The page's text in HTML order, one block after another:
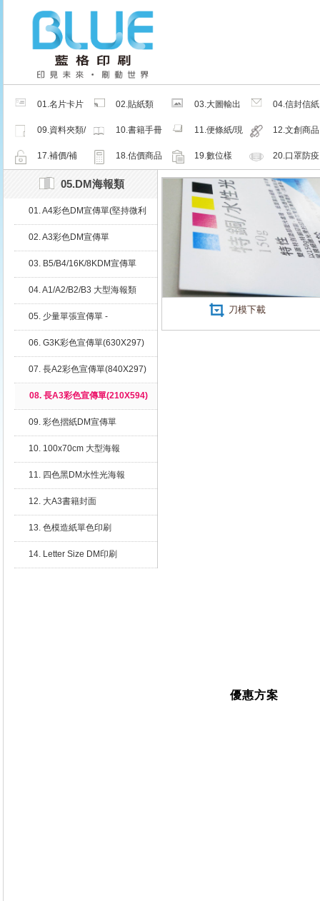
01.名片卡片
02.貼紙類
03.大圖輸出
04.信封信紙
09.資料夾類/
夾鏈密封袋
10.書籍手冊
11.便條紙/現
成品
12.文創商品
17.補價/補
檔/紙樣
18.估價商品 19.數位樣
20.口罩防疫
周邊商品
05.DM海報類
01. A4彩色DM宣傳單(堅持微利
02. A3彩色DM宣傳單
03. B5/B4/16K/8KDM宣傳單
04. A1/A2/B2/B3 大型海報類
05. 少量單張宣傳單 -
特B2
06. G3K彩色宣傳單(630X297)
07. 長A2彩色宣傳單(840X297)
08. 長A3彩色宣傳單(210X594)
09. 彩色摺紙DM宣傳單
10. 100x70cm 大型海報
11. 四色黑DM水性光海報
12. 大A3書籍封面
13. 色模造紙單色印刷
14. Letter Size DM印刷
刀模下載
優惠方案